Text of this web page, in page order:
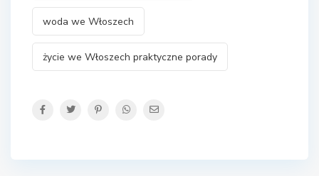
woda we Włoszech
życie we Włoszech praktyczne porady